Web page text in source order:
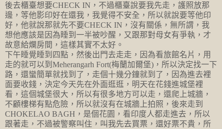
後去櫃臺想要CHECK IN，不過櫃臺說要我先走，護照放那
邊，等他影印好在還我，我覺得不安全，所以就說要等他印
好，他就說那就先不要CHECK IN，沒有關係，無所謂，我
想他應該是因為睡到一半被吵醒，又跟那對母女有爭執，才
故意給爛房間，這樣其實不太好。
下午睡覺睡到四點，然後出門去走走，因為看旅館名片，用
走的就可以到Meherangarh Fort(梅蘭加爾堡)，所以決定找一下
路，還蠻簡單就找到了，走個十幾分鐘就到了，因為進去裡
面要收錢，決定今天先在外面逛逛，明天在花錢進城堡裡
看，這個城堡很大，所以有很多地方可以走，還爬上城牆，
不顧樓梯有點危險，所以就沒有在城牆上拍照，後來走到
CHOKELAO BAGH，是個花園，看印度人都走進去，所以
跟著走，不過被警察叫住，叫我先去買票，還好票不貴，所